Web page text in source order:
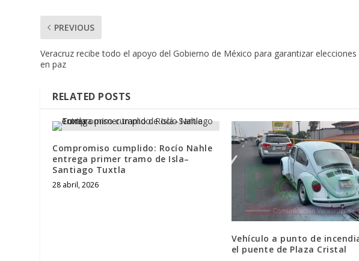
PREVIOUS
Veracruz recibe todo el apoyo del Gobierno de México para garantizar elecciones
en paz
RELATED POSTS
Compromiso cumplido: Rocío Nahle
entrega primer tramo de Isla–
Santiago Tuxtla
28 abril, 2026
Vehículo a punto de
el puente de Plaza Cristal